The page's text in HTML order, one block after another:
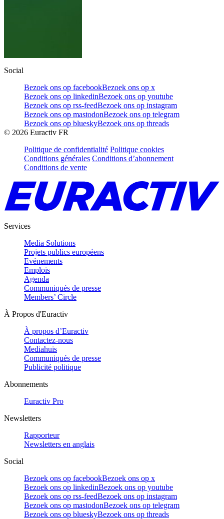
Social
Bezoek ons op facebookBezoek ons op x
Bezoek ons op linkedinBezoek ons op youtube
Bezoek ons op rss-feedBezoek ons op instagram
Bezoek ons op mastodonBezoek ons op telegram
Bezoek ons op blueskyBezoek ons op threads
© 2026 Euractiv FR
Politique de confidentialité Politique cookies
Conditions générales Conditions d’abonnement
Conditions de vente
Services
Media Solutions
Projets publics européens
Evénements
Emplois
Agenda
Communiqués de presse
Members’ Circle
À Propos d'Euractiv
À propos d’Euractiv
Contactez-nous
Mediahuis
Communiqués de presse
Publicité politique
Abonnements
Euractiv Pro
Newsletters
Rapporteur
Newsletters en anglais
Social
Bezoek ons op facebookBezoek ons op x
Bezoek ons op linkedinBezoek ons op youtube
Bezoek ons op rss-feedBezoek ons op instagram
Bezoek ons op mastodonBezoek ons op telegram
Bezoek ons op blueskyBezoek ons op threads